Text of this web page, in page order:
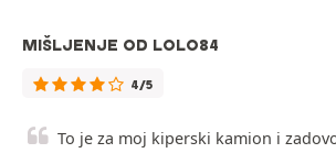
MIŠLJENJE OD LOLO84
4/5
To je za moj kiperski kamion i